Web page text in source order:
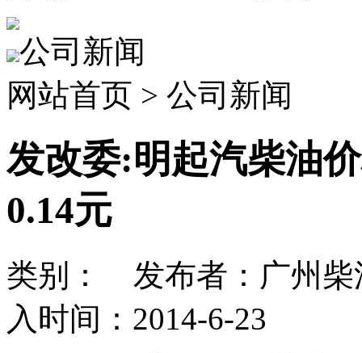
公司新闻
网站首页 > 公司新闻
发改委:明起汽柴油
0.14元
类别： 发布者：广州
入时间：2014-6-23